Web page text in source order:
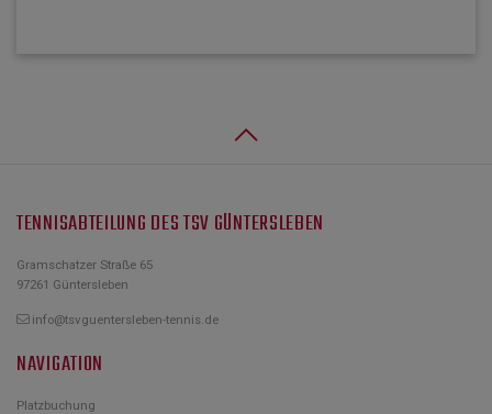
TENNISABTEILUNG DES TSV GÜNTERSLEBEN
Gramschatzer Straße 65
97261 Güntersleben
info@tsvguentersleben-tennis.de
NAVIGATION
Platzbuchung